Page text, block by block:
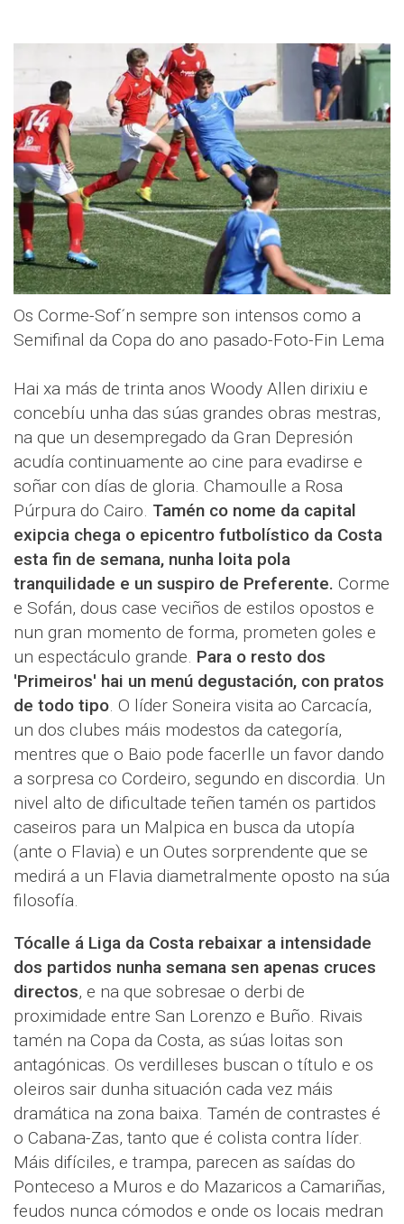
Os Corme-Sof´n sempre son intensos como a
Semifinal da Copa do ano pasado-Foto-Fin Lema
Hai xa más de trinta anos Woody Allen dirixiu e
concebíu unha das súas grandes obras mestras,
na que un desempregado da Gran Depresión
acudía continuamente ao cine para evadirse e
soñar con días de gloria. Chamoulle a Rosa
Púrpura do Cairo. Tamén co nome da capital
exipcia chega o epicentro futbolístico da Costa
esta fin de semana, nunha loita pola
tranquilidade e un suspiro de Preferente. Corme
e Sofán, dous case veciños de estilos opostos e
nun gran momento de forma, prometen goles e
un espectáculo grande. Para o resto dos
'Primeiros' hai un menú degustación, con pratos
de todo tipo. O líder Soneira visita ao Carcacía,
un dos clubes máis modestos da categoría,
mentres que o Baio pode facerlle un favor dando
a sorpresa co Cordeiro, segundo en discordia. Un
nivel alto de dificultade teñen tamén os partidos
caseiros para un Malpica en busca da utopía
(ante o Flavia) e un Outes sorprendente que se
medirá a un Flavia diametralmente oposto na súa
filosofía.
Tócalle á Liga da Costa rebaixar a intensidade
dos partidos nunha semana sen apenas cruces
directos, e na que sobresae o derbi de
proximidade entre San Lorenzo e Buño. Rivais
tamén na Copa da Costa, as súas loitas son
antagónicas. Os verdilleses buscan o título e os
oleiros sair dunha situación cada vez máis
dramática na zona baixa. Tamén de contrastes é
o Cabana-Zas, tanto que é colista contra líder.
Máis difíciles, e trampa, parecen as saídas do
Ponteceso a Muros e do Mazaricos a Camariñas,
feudos nunca cómodos e onde os locais medran